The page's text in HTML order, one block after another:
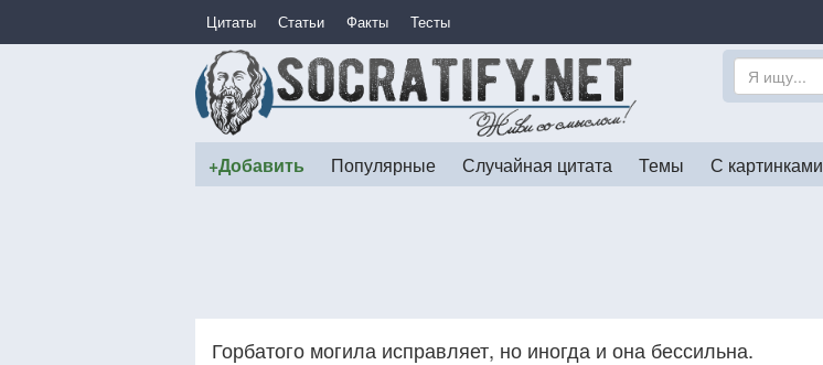
Цитаты Статьи Факты Тесты
+Добавить Популярные Случайная цитата Темы С картинками
Горбатого могила исправляет, но иногда и она бессильна.